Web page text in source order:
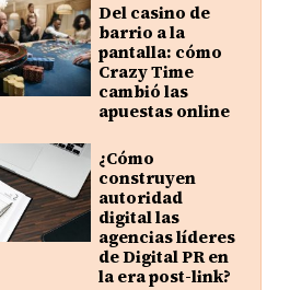
Del casino de
barrio a la
pantalla: cómo
Crazy Time
cambió las
apuestas online
¿Cómo
construyen
autoridad
digital las
agencias líderes
de Digital PR en
la era post-link?